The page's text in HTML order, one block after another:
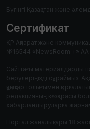
Бүгінгі Қазақстан және
Сертификат
ҚР Ақпарат және
№16544 «NewsRoom +» АА
Сайттағы материалдарды
берулеріңізді сұраймыз.
құқықтар толығымен
редакцияның көзқарасы
хабарландыруларға
Портал жаңалықтары 18